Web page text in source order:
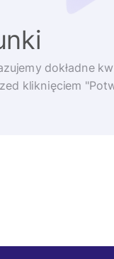
dokładne
kliknięciem